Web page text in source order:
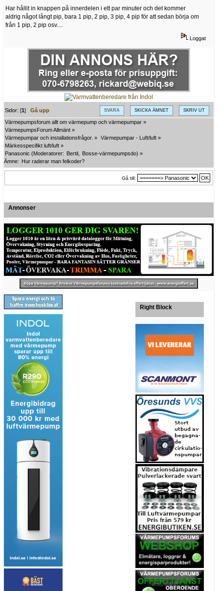
Har hållit in knappen på innerdelen i ett par minuter och det kommer
aldrig något långt pip, bara 1 pip, 2 pip, 3 pip, 4 pip för att sedan börja om
från 1 pip, 2 pip osv....
Loggat
SVARA SKICKA ÄMNET SKRIV UT
Sidor: [1]Gå upp
Värmepumpsforum allt om värmepump och värmepumpar »
VärmepumpsForum Allmänt »
Värmepumpar och installationsfrågor. » Värmepumpar - Luft/luft »
Märkesspecifikt luft/luft »
Panasonic (Moderatorer: Bertil Bosse-värmepumpsdo) »
Ämne: Hur raderar man felkoder?
Gå till:
Annonser
Right Block